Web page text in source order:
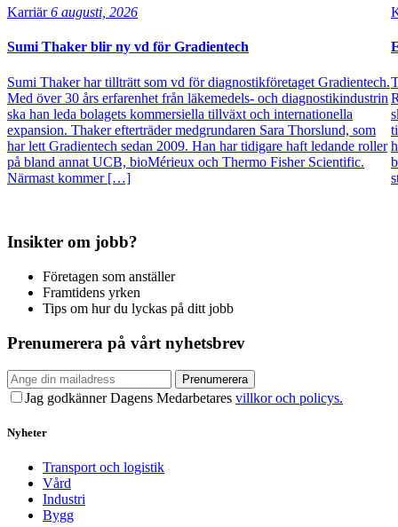
Karriär 6 augusti, 2026
Sumi Thaker blir ny vd för Gradientech
Sumi Thaker har tillträtt som vd för diagnostikföretaget Gradientech.
Med över 30 års erfarenhet från läkemedels- och diagnostikindustrin
ska han leda bolagets kommersiella tillväxt och internationella
expansion. Thaker efterträder medgrundaren Sara Thorslund, som
har lett Gradientech sedan 2009. Han har tidigare haft ledande roller
på bland annat UCB, bioMérieux och Thermo Fisher Scientific.
Närmast kommer […]
Insikter om jobb?
Företagen som anställer
Framtidens yrken
Tips om hur du lyckas på ditt jobb
Prenumerera på vårt nyhetsbrev
Prenumerera
Jag godkänner Dagens Medarbetares villkor och policys.
Nyheter
Transport och logistik
Vård
Industri
Bygg